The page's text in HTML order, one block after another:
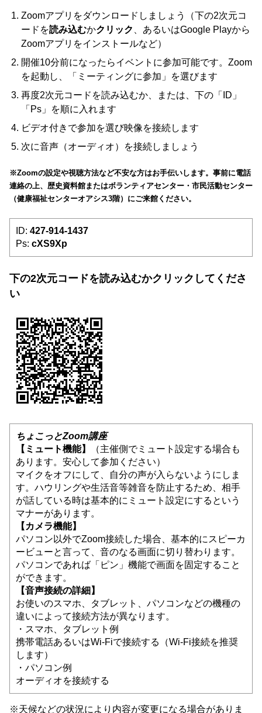
Zoomアプリをダウンロードしましょう（下の2次元コ
ードを読み込むかクリック
、あるいはGoogle Playから
Zoomアプリをインストールなど）
開催10分前になったらイベントに参加可能です。Zoom
を起動し、「ミーティングに参加」を選びます
再度2次元コードを読み込むか、または、下の「ID」
「Ps」を順に入れます
ビデオ付きで参加を選び映像を接続します
次に音声（オーディオ）を接続しましょう
※Zoomの設定や視聴方法など不安な方はお手伝いします。事前に電話
連絡の上、歴史資料館またはボランティアセンター・市民活動センター
（健康福祉センターオアシス3階）にご来館ください。
ID: 427-914-1437
Ps: cXS9Xp
下の2次元コードを読み込むかクリック してくださ
い
ちょこっとZoom講座
【ミュート機能】
（主催側でミュート設定する場合も
あります。安心して参加ください）
マイクをオフにして、自分の声が入らないようにしま
す。ハウリングや生活音等雑音を防止するため、相手
が話している時は基本的にミュート設定にするという
マナーがあります。
【カメラ機能】
パソコン以外でZoom接続した場合、基本的にスピーカ
ービューと言って、音のなる画面に切り替わります。
パソコンであれば「ピン」機能で画面を固定すること
ができます。
【音声接続の詳細】
お使いのスマホ、タブレット、パソコンなどの機種の
違いによって接続方法が異なります。
・スマホ、タブレット例
携帯電話あるいはWi-Fiで接続する（Wi-Fi接続を推奨
します）
・パソコン例
オーディオを接続する
※天候などの状況により内容が変更になる場合がありま